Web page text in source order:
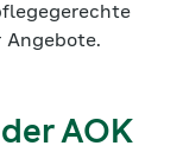
Angebote.
AOK